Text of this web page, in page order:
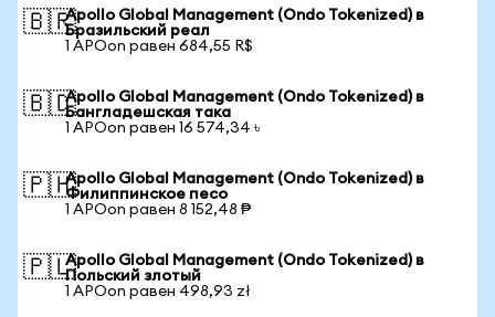
🇧🇷Apollo Global Management (Ondo Tokenized) в
Бразильский реал
1 APOon равен 684,55 R$
🇧🇩Apollo Global Management (Ondo Tokenized) в
Бангладешская така
1 APOon равен 16 574,34 ৳
🇵🇭Apollo Global Management (Ondo Tokenized) в
Филиппинское песо
1 APOon равен 8 152,48 ₱
🇵🇱Apollo Global Management (Ondo Tokenized) в
Польский злотый
1 APOon равен 498,93 zł